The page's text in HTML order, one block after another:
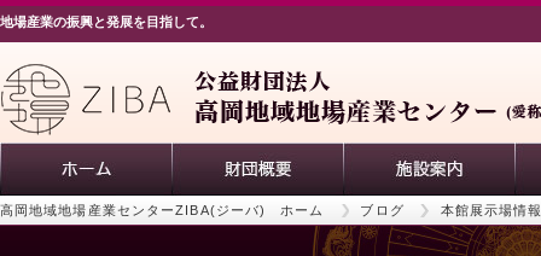
地場産業の振興と発展を目指して。
高岡地域地場産業センターZIBA(ジーバ) ホーム ブログ 本館展示場情